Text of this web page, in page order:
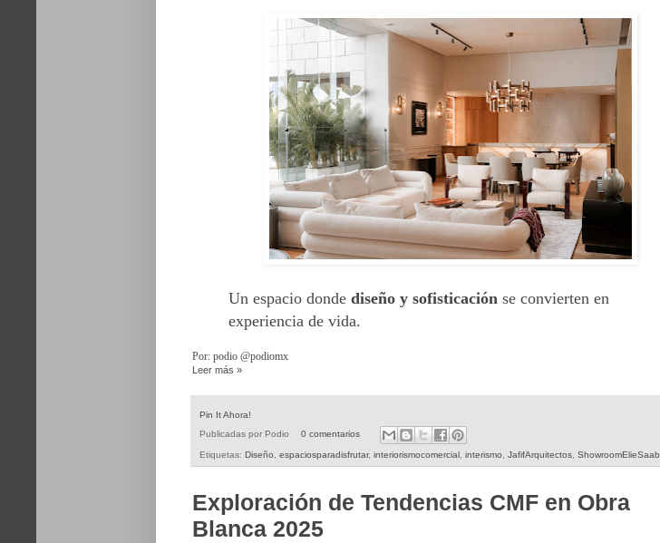
Un espacio donde diseño y sofisticación se convierten en
experiencia de vida.
Por: podio @podiomx
Leer más »
Pin It Ahora!
Publicadas por Podio 0 comentarios
Etiquetas: Diseño, espaciosparadisfrutar, interiorismocomercial, interismo, JafifArquitectos, ShowroomElieSaab
Exploración de Tendencias CMF en Obra
Blanca 2025